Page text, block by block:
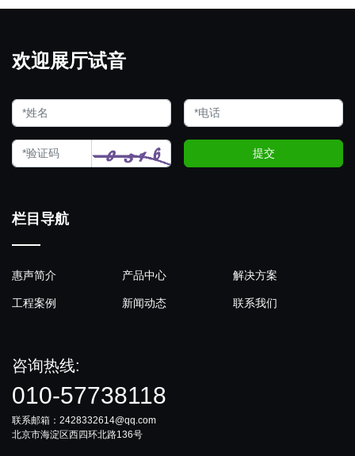
欢迎展厅试音
提交
栏目导航
惠声简介 产品中心 解决方案
工程案例 新闻动态 联系我们
咨询热线:
010-57738118
联系邮箱：2428332614@qq.com
北京市海淀区西四环北路136号